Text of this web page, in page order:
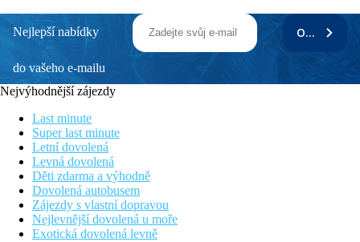
Nejlepší nabídky
do vašeho e-mailu
ODEBÍRAT
Nejvýhodnější zájezdy
Last minute
Super last minute
Letní dovolená
Levná dovolená
Děti zdarma a výhodně
Dovolená autobusem
Zájezdy s vlastní dopravou
Nejlevnější dovolená u moře
Exotická dovolená levně